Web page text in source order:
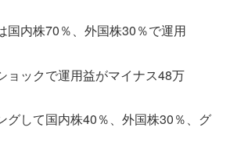
国内株70％、外国株30％で運用
ョックで運用益がマイナス48万
グして国内株40％、外国株30％、グ